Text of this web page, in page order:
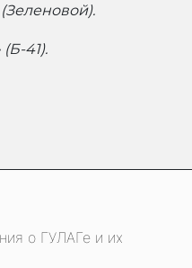
41).
о ГУЛАГе и их